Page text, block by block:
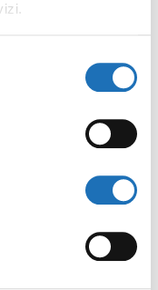
Cesenatico